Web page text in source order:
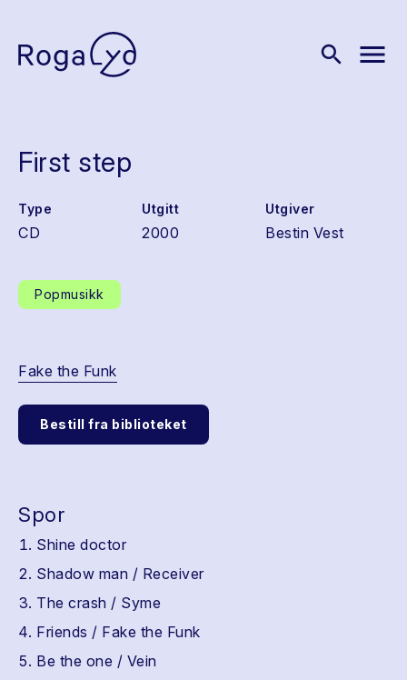
search menu
First step
Type
CD
Utgitt
2000
Utgiver
Bestin Vest
Popmusikk
Fake the Funk
Bestill fra biblioteket
Spor
Shine doctor
Shadow man / Receiver
The crash / Syme
Friends / Fake the Funk
Be the one / Vein